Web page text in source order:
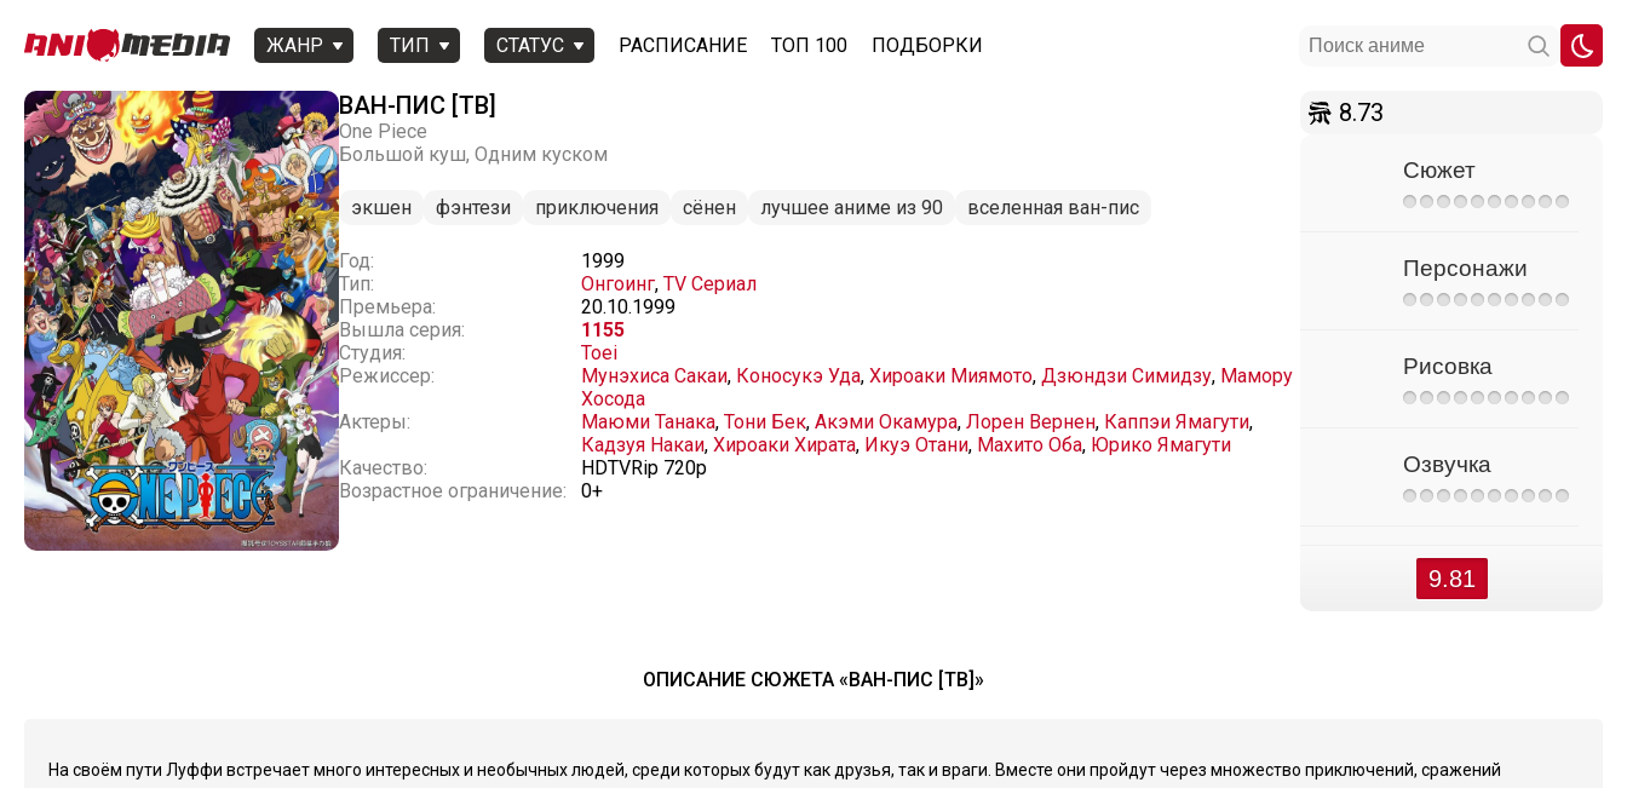
ЖАНР ТИП СТАТУС РАСПИСАНИЕ ТОП 100 ПОДБОРКИ
ВАН-ПИС [ТВ]
One Piece
Большой куш, Одним куском
экшен фэнтези приключения сёнен лучшее аниме из 90 вселенная ван-пис
Год:
1999
Тип:
Онгоинг, TV Сериал
Премьера:
20.10.1999
Вышла серия:
1155
Студия:
Toei
Режиссер:
Мунэхиса Сакаи, Коносукэ Уда, Хироаки Миямото, Дзюндзи Симидзу, Мамору
Хосода
Актеры:
Маюми Танака, Тони Бек, Акэми Окамура, Лорен Вернен, Каппэи Ямагути,
Кадзуя Накаи, Хироаки Хирата, Икуэ Отани, Махито Оба, Юрико Ямагути
Качество:
HDTVRip 720p
Возрастное ограничение:
0+
8.73
Сюжет
Персонажи
Рисовка
Озвучка
9.81
ОПИСАНИЕ СЮЖЕТА «ВАН-ПИС [ТВ]»
На своём пути Луффи встречает много интересных и необычных людей, среди которых будут как друзья, так и враги. Вместе они пройдут через множество приключений, сражений